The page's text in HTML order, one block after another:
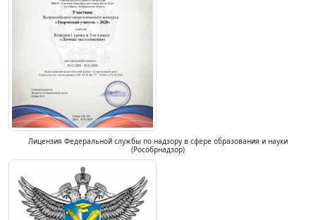
Лицензия Федеральной службы по надзору в сфере образования и науки
(Рособрнадзор)